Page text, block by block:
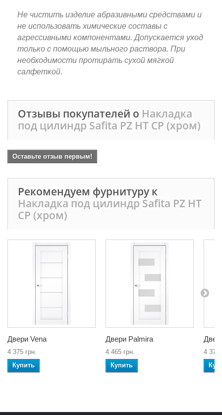
Не чистить изделие абразивными средствами и
не использовать химические составы с
агрессивными компонентами. Допускается уход
только с помощью мыльного раствора. При
необходимости протирать сухой мягкой
салфеткой.
Отзывы покупателей о Накладка
под цилиндр Safita PZ HT CP (хром)
Оставьте отзыв первым!
Рекомендуем фурнитуру к
Накладка под цилиндр Safita PZ HT
CP (хром)
Двери Vena
4 375 грн.
Купить
Двери Palmira
4 465 грн.
Купить
4 375